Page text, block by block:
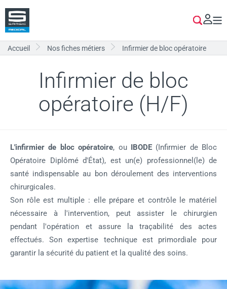
contenu
JeSe
accueil nos fiches métiers infirmier de bloc opératoire
Infirmier de bloc
opératoire (H/F)
L'infirmier de bloc opératoire, ou IBODE (Infirmier de Bloc
Opératoire Diplômé d'État), est un(e) professionnel(le) de
santé indispensable au bon déroulement des interventions
chirurgicales.
Son rôle est multiple : elle prépare et contrôle le matériel
nécessaire à l'intervention, peut assister le chirurgien
pendant l'opération et assure la traçabilité des actes
effectués. Son expertise technique est primordiale pour
garantir la sécurité du patient et la qualité des soins.